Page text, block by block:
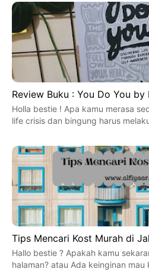
Review Buku : You Do You by
Holla bestie ! Apa kamu merasa
life crisis dan bingung harus
Tips Mencari Kost Murah di
Hallo bestie ? Apakah kamu
halaman? atau Ada keinginan